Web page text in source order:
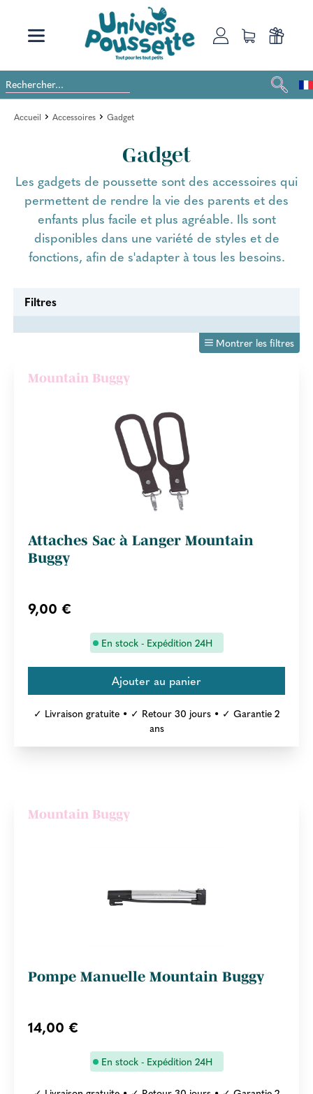
Accueil Accessoires Gadget
Gadget
Les gadgets de poussette sont des accessoires qui
permettent de rendre la vie des parents et des
enfants plus facile et plus agréable. Ils sont
disponibles dans une variété de styles et de
fonctions, afin de s'adapter à tous les besoins.
Filtres
Montrer les filtres
Mountain Buggy
Attaches Sac à Langer Mountain
Buggy
9,00 €
En stock - Expédition 24H
✓ Livraison gratuite • ✓ Retour 30 jours • ✓ Garantie 2
ans
Mountain Buggy
Pompe Manuelle Mountain Buggy
14,00 €
En stock - Expédition 24H